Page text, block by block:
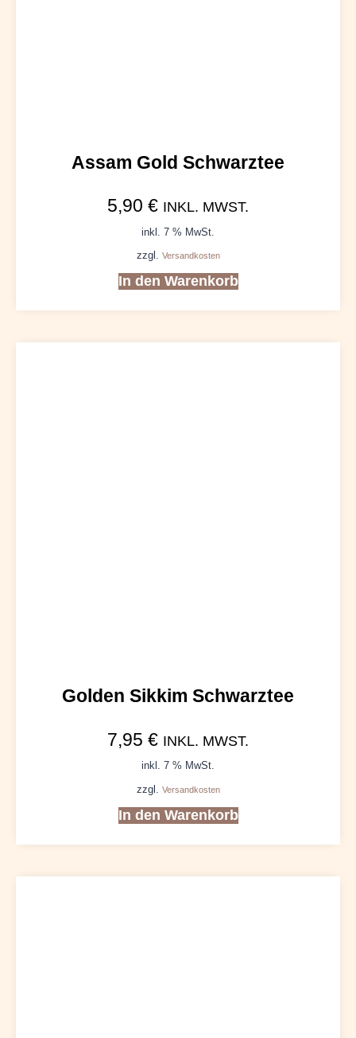
Assam Gold Schwarztee
5,90 € INKL. MWST.
inkl. 7 % MwSt.
zzgl. Versandkosten
In den Warenkorb
Golden Sikkim Schwarztee
7,95 € INKL. MWST.
inkl. 7 % MwSt.
zzgl. Versandkosten
In den Warenkorb